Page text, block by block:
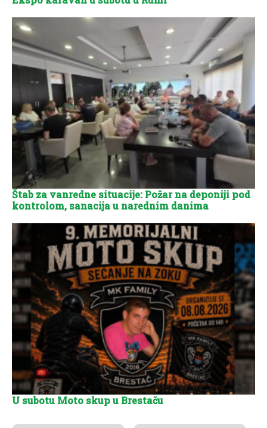
Štab za vanredne situacije: Požar na deponiji pod
kontrolom, sanacija u narednim danima
U subotu Moto skup u Brestaču